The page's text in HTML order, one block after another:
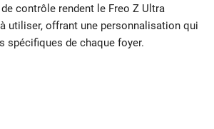
contrôle rendent le Freo Z Ultra
utiliser, offrant une personnalisation qui
spécifiques de chaque foyer.